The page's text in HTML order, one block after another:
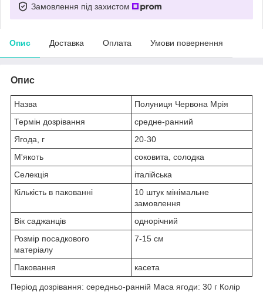
Замовлення під захистом
Опис Доставка Оплата Умови повернення
Опис
Назва
Полуниця Червона Мрія
Термін дозрівання
средне-ранний
Ягода, г
20-30
М'якоть
соковита, солодка
Селекція
італійська
Кількість в пакованні
10 штук мінімальне
замовлення
Вік саджанців
однорічний
Розмір посадкового
матеріалу
7-15 см
Паковання касета
Період дозрівання: середньо-ранній Маса ягоди: 30 г Колір